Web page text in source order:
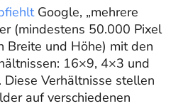
Google, „mehrere
(mindestens 50.000 Pixel
Breite und Höhe) mit den
16×9, 4×3 und
Verhältnisse stellen
auf verschiedenen